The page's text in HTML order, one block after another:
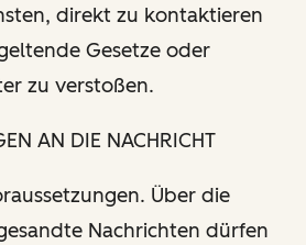
direkt zu kontaktieren
Gesetze oder
zu verstoßen.
AN DIE NACHRICHT
Über die
Nachrichten dürfen